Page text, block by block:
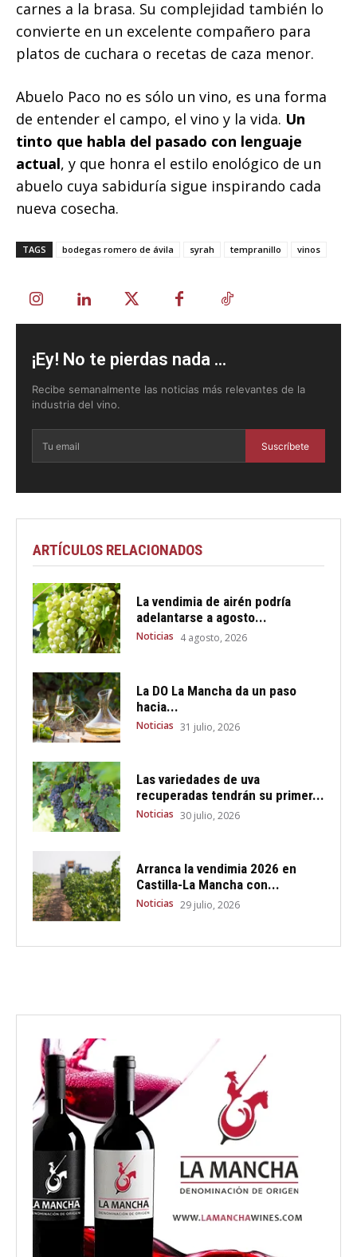
carnes a la brasa. Su complejidad también lo
convierte en un excelente compañero para
platos de cuchara o recetas de caza menor.
Abuelo Paco no es sólo un vino, es una forma
de entender el campo, el vino y la vida. Un
tinto que habla del pasado con lenguaje
actual, y que honra el estilo enológico de un
abuelo cuya sabiduría sigue inspirando cada
nueva cosecha.
TAGS bodegas romero de ávila syrah tempranillo vinos
¡Ey! No te pierdas nada ...
Recibe semanalmente las noticias más relevantes de la
industria del vino.
Suscríbete
ARTÍCULOS RELACIONADOS
La vendimia de airén podría
adelantarse a agosto...
Noticias 4 agosto, 2026
La DO La Mancha da un paso
hacia...
Noticias 31 julio, 2026
Las variedades de uva
recuperadas tendrán su primer...
Noticias 30 julio, 2026
Arranca la vendimia 2026 en
Castilla-La Mancha con...
Noticias 29 julio, 2026